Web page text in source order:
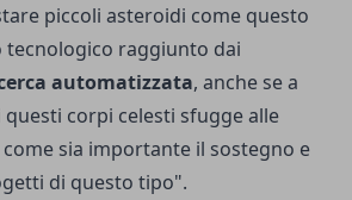
piccoli asteroidi come questo
raggiunto dai
automatizzata, anche se a
corpi celesti sfugge alle
sia importante il sostegno e
di questo tipo".